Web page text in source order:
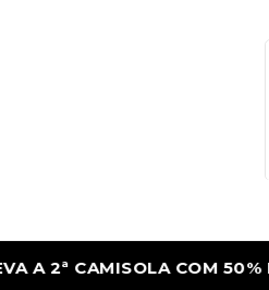
A 2ª CAMISOLA COM 50%